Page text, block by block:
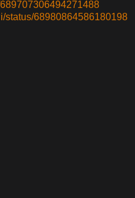
status/68980864586180198